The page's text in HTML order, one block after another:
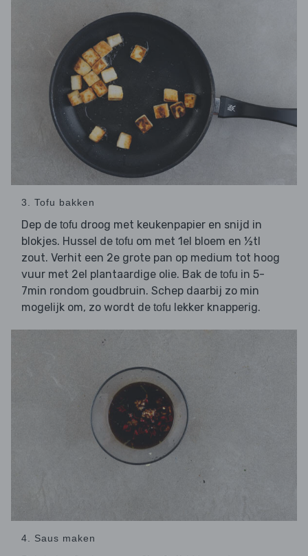
3. Tofu bakken
Dep de tofu droog met keukenpapier en snijd in
blokjes. Hussel de tofu om met 1el bloem en ½tl
zout. Verhit een 2e grote pan op medium tot hoog
vuur met 2el plantaardige olie. Bak de tofu in 5-
7min rondom goudbruin. Schep daarbij zo min
mogelijk om, zo wordt de tofu lekker knapperig.
4. Saus maken